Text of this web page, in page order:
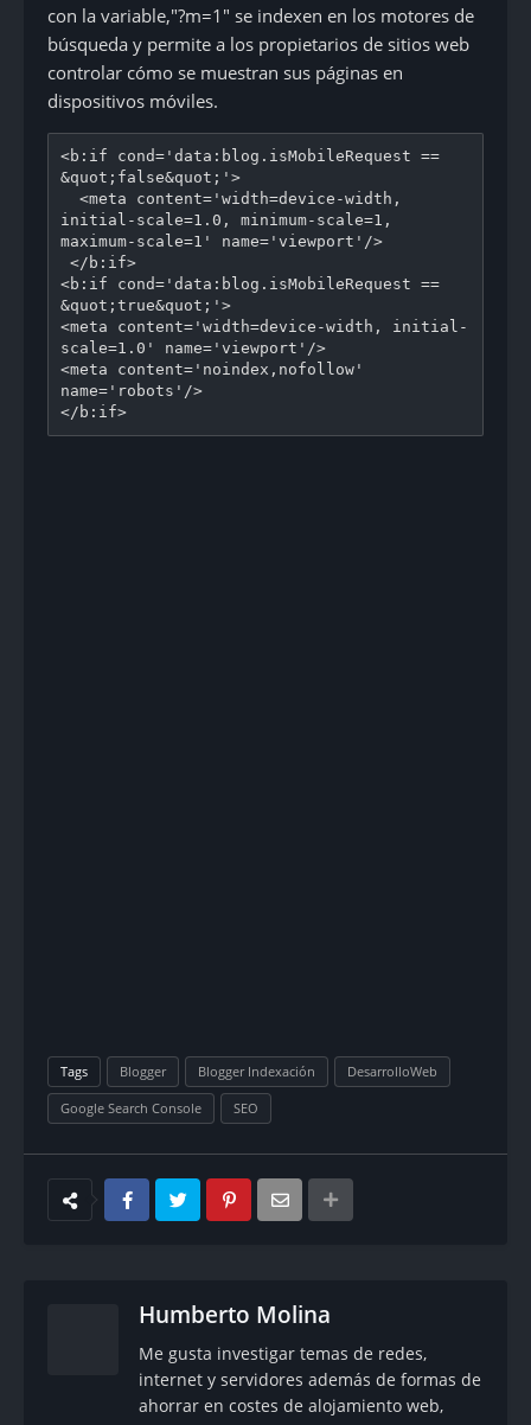
con la variable,"?m=1" se indexen en los motores de
búsqueda y permite a los propietarios de sitios web
controlar cómo se muestran sus páginas en
dispositivos móviles.
<b:if cond='data:blog.isMobileRequest ==
&quot;false&quot;'>
initial-scale=1.0, minimum-scale=1,
maximum-scale=1' name='viewport'/>
</b:if>
<b:if cond='data:blog.isMobileRequest ==
&quot;true&quot;'>
<meta content='width=device-width, initial-
scale=1.0' name='viewport'/>
<meta content='noindex,nofollow'
name='robots'/>
</b:if>
Tags Blogger Blogger Indexación DesarrolloWeb
Google Search Console SEO
Humberto Molina
Me gusta investigar temas de redes,
internet y servidores además de formas de
ahorrar en costes de alojamiento web,